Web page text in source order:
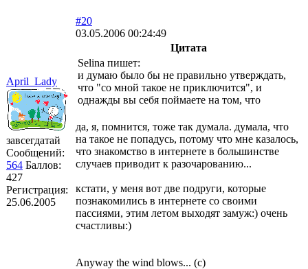
April_Lady
завсегдатай
Сообщений:
564 Баллов:
427
Регистрация:
25.06.2005
#20
03.05.2006 00:24:49
Цитата
Selina пишет:
и думаю было бы не правильно утверждать,
что "со мной такое не приключится", и
однажды вы себя поймаете на том, что
да, я, помнится, тоже так думала. думала, что
на такое не попадусь, потому что мне казалось,
что знакомство в интернете в большинстве
случаев приводит к разочарованию...
кстати, у меня вот две подруги, которые
познакомились в интернете со своими
пассиями, этим летом выходят замуж:) очень
счастливы:)
Anyway the wind blows... (с)